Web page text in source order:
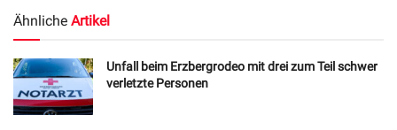
Ähnliche Artikel
Unfall beim Erzbergrodeo mit drei zum Teil schwer
verletzte Personen